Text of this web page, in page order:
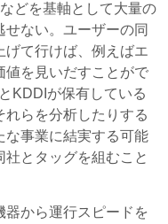
どを基軸として大量の
ない。ユーザーの同
て行けば、例えばエ
値を見いだすことがで
KDDIが保有している
らを分析したりする
な事業に結実する可能
とタッグを組むこと
から運行スピードを